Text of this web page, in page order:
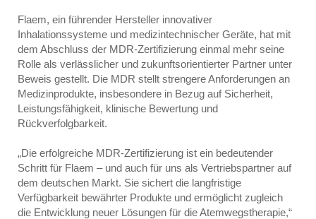
Flaem, ein führender Hersteller innovativer
Inhalationssysteme und medizintechnischer Geräte, hat mit
dem Abschluss der MDR-Zertifizierung einmal mehr seine
Rolle als verlässlicher und zukunftsorientierter Partner unter
Beweis gestellt. Die MDR stellt strengere Anforderungen an
Medizinprodukte, insbesondere in Bezug auf Sicherheit,
Leistungsfähigkeit, klinische Bewertung und
Rückverfolgbarkeit.
„Die erfolgreiche MDR-Zertifizierung ist ein bedeutender
Schritt für Flaem – und auch für uns als Vertriebspartner auf
dem deutschen Markt. Sie sichert die langfristige
Verfügbarkeit bewährter Produkte und ermöglicht zugleich
die Entwicklung neuer Lösungen für die Atemwegstherapie,“